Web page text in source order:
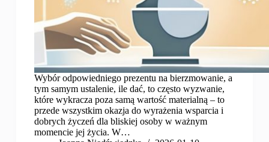
Wybór odpowiedniego prezentu na bierzmowanie, a
tym samym ustalenie, ile dać, to często wyzwanie,
które wykracza poza samą wartość materialną – to
przede wszystkim okazja do wyrażenia wsparcia i
dobrych życzeń dla bliskiej osoby w ważnym
momencie jej życia. W…